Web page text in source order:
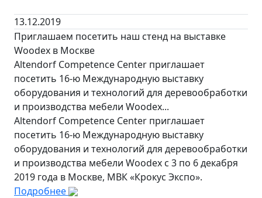
13.12.2019
Приглашаем посетить наш стенд на выставке
Woodex в Москве
Altendorf Competence Center приглашает
посетить 16-ю Международную выставку
оборудования и технологий для деревообработки
и производства мебели Woodex...
Altendorf Competence Center приглашает
посетить 16-ю Международную выставку
оборудования и технологий для деревообработки
и производства мебели Woodex с 3 по 6 декабря
2019 года в Москве, МВК «Крокус Экспо».
Подробнее